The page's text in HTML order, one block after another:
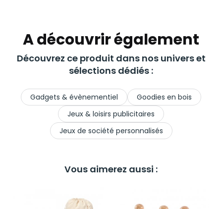
A découvrir également
Découvrez ce produit dans nos univers et
sélections dédiés :
Gadgets & évènementiel
Goodies en bois
Jeux & loisirs publicitaires
Jeux de société personnalisés
Vous aimerez aussi :